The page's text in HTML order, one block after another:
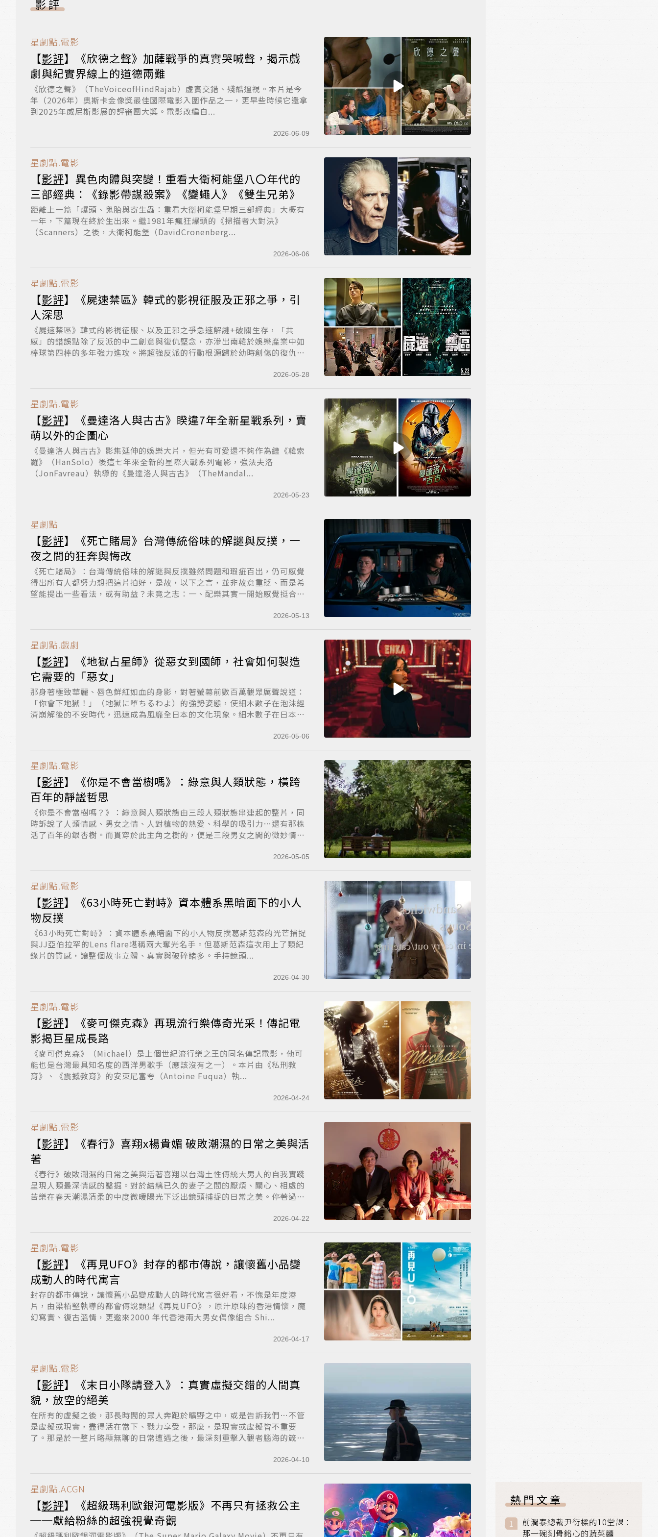
影評
星劇點.電影
【影評】《欣德之聲》加薩戰爭的真實哭喊聲，揭示戲
劇與紀實界線上的道德兩難
《欣德之聲》（TheVoiceofHindRajab）虛實交錯、殘酷逼視。本片是今
年（2026年）奧斯卡金像獎最佳國際電影入圍作品之一，更早些時候它還拿
到2025年威尼斯影展的評審團大獎。電影改編自...
2026-06-09
星劇點.電影
【影評】異色肉體與突變！重看大衛柯能堡八〇年代的
三部經典：《錄影帶謀殺案》《變蠅人》《雙生兄弟》
距離上一篇「爆頭、鬼胎與寄生蟲：重看大衛柯能堡早期三部經典」大概有
一年，下篇現在終於生出來。繼1981年瘋狂爆頭的《掃描者大對決》
（Scanners）之後，大衛柯能堡（DavidCronenberg...
2026-06-06
星劇點.電影
【影評】《屍速禁區》韓式的影視征服及正邪之爭，引
人深思
《屍速禁區》韓式的影視征服、以及正邪之爭急速解謎+破關生存，「共
感」的錯誤點除了反派的中二創意與復仇堅念，亦滲出南韓於娛樂產業中如
棒球第四棒的多年強力進攻。將超強反派的行動根源歸於幼時創傷的復仇總
2026-05-28
星劇點.電影
【影評】《曼達洛人與古古》睽違7年全新星戰系列，賣
萌以外的企圖心
《曼達洛人與古古》影集延伸的娛樂大片，但光有可愛還不夠作為繼《韓索
羅》（HanSolo）後這七年來全新的星際大戰系列電影，強法夫洛
（JonFavreau）執導的《曼達洛人與古古》（TheMandal...
2026-05-23
星劇點
【影評】《死亡賭局》台灣傳統俗味的解謎與反撲，一
夜之間的狂奔與悔改
《死亡賭局》：台灣傳統俗味的解謎與反撲雖然問題和瑕疵百出，仍可感覺
得出所有人都努力想把這片拍好，是故，以下之言，並非故意重貶、而是希
望能提出一些看法，或有助益？未竟之志：一、配樂其實一開始感覺挺合
2026-05-13
星劇點.戲劇
【影評】《地獄占星師》從惡女到國師，社會如何製造
它需要的「惡女」
那身著極致華麗、唇色鮮紅如血的身影，對著螢幕前數百萬觀眾厲聲說道：
「你會下地獄！」（地獄に堕ちるわよ）的強勢姿態，使細木數子在泡沫經
濟崩解後的不安時代，迅速成為風靡全日本的文化現象。細木數子在日本
2026-05-06
星劇點.電影
【影評】《你是不會當樹嗎》：綠意與人類狀態，橫跨
百年的靜謐哲思
《你是不會當樹嗎？》：綠意與人類狀態由三段人類狀態串連起的整片，同
時訴說了人類情感、男女之情、人對植物的熱愛、科學的吸引力…還有那株
活了百年的銀杏樹。而貫穿於此主角之樹的，便是三段男女之間的微妙情
2026-05-05
星劇點.電影
【影評】《63小時死亡對峙》資本體系黑暗面下的小人
物反撲
《63小時死亡對峙》：資本體系黑暗面下的小人物反撲葛斯范森的光芒捕捉
與JJ亞伯拉罕的Lens flare堪稱兩大奪光名手。但葛斯范森這次用上了類紀
錄片的質感，讓整個故事立體、真實與破碎諸多。手持鏡頭...
2026-04-30
星劇點.電影
【影評】《麥可傑克森》再現流行樂傳奇光采！傳記電
影揭巨星成長路
《麥可傑克森》（Michael）是上個世紀流行樂之王的同名傳記電影，他可
能也是台灣最具知名度的西洋男歌手（應該沒有之一）。本片由《私刑教
育》、《震撼教育》的安東尼富夸（Antoine Fuqua）執...
2026-04-24
星劇點.電影
【影評】《春行》喜翔x楊貴媚 破敗潮濕的日常之美與活
著
《春行》破敗潮濕的日常之美與活著喜翔以台灣土性傳統大男人的自我實踐
呈現人類最深情感的鑿掘。對於結縭已久的妻子之間的厭煩、關心、相處的
苦樂在春天潮濕清柔的中度微暖陽光下泛出鏡頭捕捉的日常之美。停著過
2026-04-22
星劇點.電影
【影評】《再見UFO》封存的都市傳說，讓懷舊小品變
成動人的時代寓言
封存的都市傳說，讓懷舊小品變成動人的時代寓言很好看，不愧是年度港
片，由梁栢堅執導的都會傳說類型《再見UFO》，原汁原味的香港情懷，魔
幻寫實、復古溫情，更邀來2000 年代香港兩大男女偶像組合 Shi...
2026-04-17
星劇點.電影
【影評】《末日小隊請登入》：真實虛擬交錯的人間真
貌，放空的絕美
在所有的虛擬之後，那長時間的眾人奔跑於曠野之中，或是告訴我們…不管
是虛擬或現實，盡得活在當下、戮力享受，那麼，是現實或虛擬皆不重要
了。那是於一整片略顯無聊的日常遭遇之後，最深刻重擊入觀者腦海的箴
2026-04-10
星劇點.ACGN
【影評】《超級瑪利歐銀河電影版》不再只有拯救公主
──獻給粉絲的超強視覺奇觀
熱門文章
前潤泰總裁尹衍樑的10堂課：
那一碗刻骨銘心的蔬菜麵